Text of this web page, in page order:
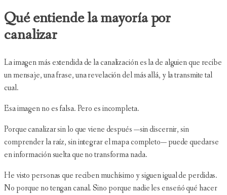
Qué entiende la mayoría por
canalizar
La imagen más extendida de la canalización es la de alguien que recibe
un mensaje, una frase, una revelación del más allá, y la transmite tal
cual.
Esa imagen no es falsa. Pero es incompleta.
Porque canalizar sin lo que viene después —sin discernir, sin
comprender la raíz, sin integrar el mapa completo— puede quedarse
en información suelta que no transforma nada.
He visto personas que reciben muchísimo y siguen igual de perdidas.
No porque no tengan canal. Sino porque nadie les enseñó qué hacer